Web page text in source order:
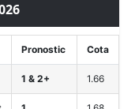
Pronostic Cota
1 & 2+ 1.66